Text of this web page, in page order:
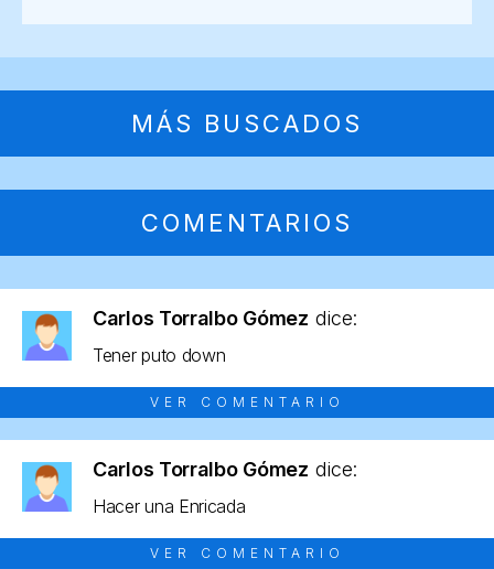
MÁS BUSCADOS
COMENTARIOS
Carlos Torralbo Gómez dice:
Tener puto down
VER COMENTARIO
Carlos Torralbo Gómez dice:
Hacer una Enricada
VER COMENTARIO